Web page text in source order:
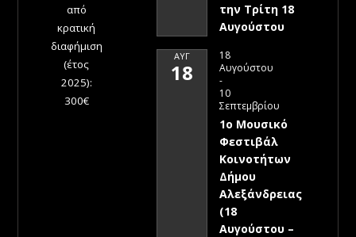
από
κρατική
διαφήμιση
(έτος
2025):
300€
την Τρίτη 18
Αυγούστου
ΑΥΓ
18
18
Αυγούστου
-
10
Σεπτεμβρίου
1ο Μουσικό
Φεστιβάλ
Κοινοτήτων
Δήμου
Αλεξάνδρειας
(18
Αυγούστου –